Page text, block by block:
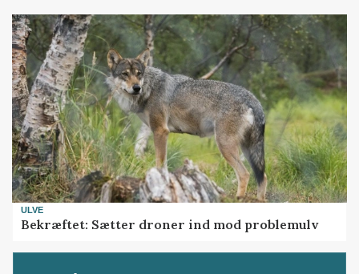
ULVE
Bekræftet: Sætter droner ind mod problemulv